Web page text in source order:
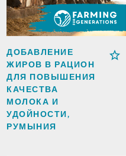
ДОБАВЛЕНИЕ
ЖИРОВ В РАЦИОН
ДЛЯ ПОВЫШЕНИЯ
КАЧЕСТВА
МОЛОКА И
УДОЙНОСТИ,
РУМЫНИЯ